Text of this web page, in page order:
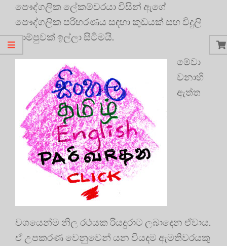
පෞද්ගලික ලේකම්වරයා විසින් ඇගේ
පෞද්ගලික පරිහරණය සඳහා කුඩයක් සහ විදුලි
ලාම්පුවක් ඉල්ලා සිටීමයි.
මේවා
වනාහි
ඇත්ත
වශයෙන්ම නිල රථයක රියදුරාට ලබාදෙන ඒවාය.
ඒ උපකරණ වෙනුවෙන් යන වියදම ඇමතිවරයකු